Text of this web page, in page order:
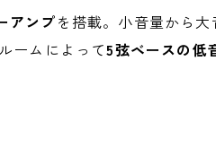
アンプを搭載。小音量から大
ームによって5弦ベースの低